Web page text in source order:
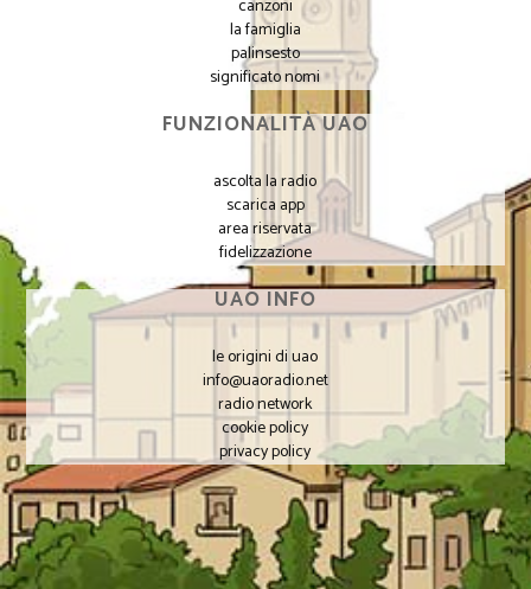
canzoni
la famiglia
palinsesto
significato nomi
FUNZIONALITÀ UAO
ascolta la radio
scarica app
area riservata
fidelizzazione
UAO INFO
le origini di uao
info@uaoradio.net
radio network
cookie policy
privacy policy